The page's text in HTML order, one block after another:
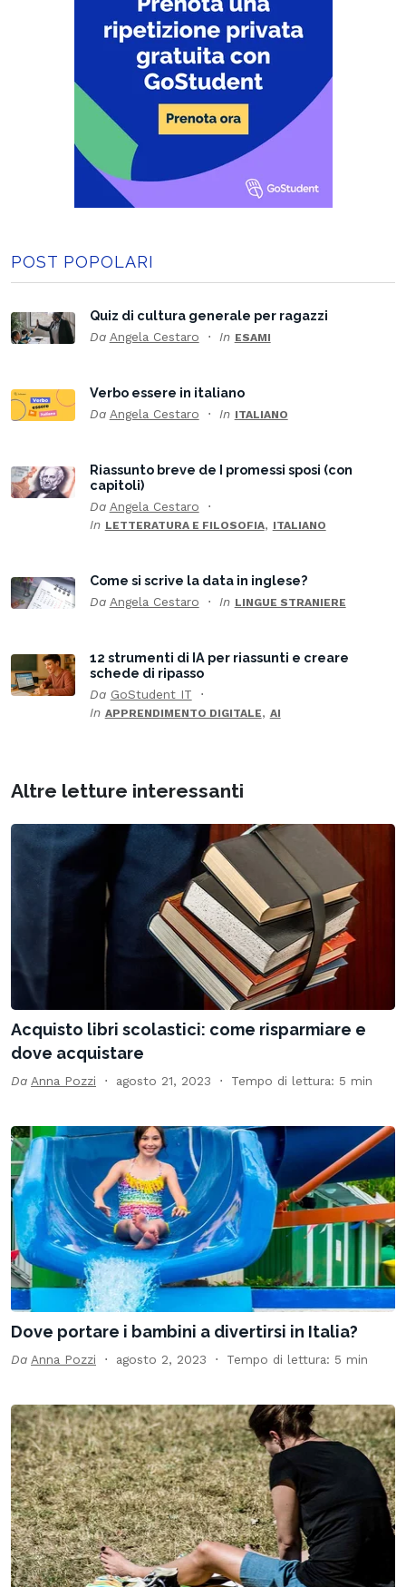
POST POPOLARI
Quiz di cultura generale per ragazzi
Da Angela Cestaro In ESAMI
Verbo essere in italiano
Da Angela Cestaro In ITALIANO
Riassunto breve de I promessi sposi (con
capitoli)
Da Angela Cestaro
In LETTERATURA E FILOSOFIA, ITALIANO
Come si scrive la data in inglese?
Da Angela Cestaro In LINGUE STRANIERE
12 strumenti di IA per riassunti e creare
schede di ripasso
Da GoStudent IT
In APPRENDIMENTO DIGITALE, AI
Altre letture interessanti
Acquisto libri scolastici: come risparmiare e
dove acquistare
Da Anna Pozzi agosto 21, 2023 Tempo di lettura: 5 min
Dove portare i bambini a divertirsi in Italia?
Da Anna Pozzi agosto 2, 2023 Tempo di lettura: 5 min